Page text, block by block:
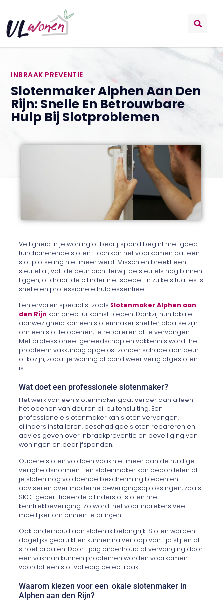
INBRAAK PREVENTIE
Slotenmaker Alphen Aan Den
Rijn: Snelle En Betrouwbare
Hulp Bij Slotproblemen
Veiligheid in je woning of bedrijfspand begint met goed
functionerende sloten. Toch kan het voorkomen dat een
slot plotseling niet meer werkt. Misschien breekt een
sleutel af, valt de deur dicht terwijl de sleutels nog binnen
liggen, of draait de cilinder niet soepel. In zulke situaties is
snelle en professionele hulp essentieel.
Een ervaren specialist zoals Slotenmaker Alphen aan
den Rijn kan direct uitkomst bieden. Dankzij hun lokale
aanwezigheid kan een slotenmaker snel ter plaatse zijn
om een slot te openen, te repareren of te vervangen.
Met professioneel gereedschap en vakkennis wordt het
probleem vakkundig opgelost zonder schade aan deur
of kozijn, zodat je woning of pand weer veilig afgesloten
is.
Wat doet een professionele slotenmaker?
Het werk van een slotenmaker gaat verder dan alleen
het openen van deuren bij buitensluiting. Een
professionele slotenmaker kan sloten vervangen,
cilinders installeren, beschadigde sloten repareren en
advies geven over inbraakpreventie en beveiliging van
woningen en bedrijfspanden.
Oudere sloten voldoen vaak niet meer aan de huidige
veiligheidsnormen. Een slotenmaker kan beoordelen of
je sloten nog voldoende bescherming bieden en
adviseren over moderne beveiligingsoplossingen, zoals
SKG-gecertificeerde cilinders of sloten met
kerntrekbeveiliging. Zo wordt het voor inbrekers veel
moeilijker om binnen te dringen.
Ook onderhoud aan sloten is belangrijk. Sloten worden
dagelijks gebruikt en kunnen na verloop van tijd slijten of
stroef draaien. Door tijdig onderhoud of vervanging door
een vakman kunnen problemen worden voorkomen
voordat een slot volledig defect raakt.
Waarom kiezen voor een lokale slotenmaker in
Alphen aan den Rijn?